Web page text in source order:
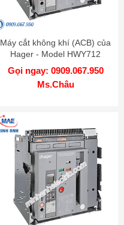
Máy cắt không khí (ACB) của
Hager - Model HWY712
Gọi ngay: 0909.067.950
Ms.Châu